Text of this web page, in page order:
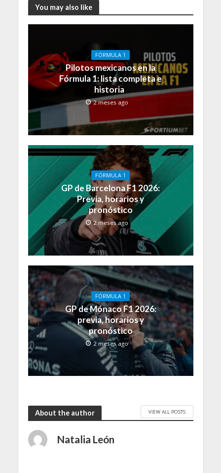
You may also like
FÓRMULA 1
Pilotos mexicanos en la
Fórmula 1: lista completa e
historia
2 meses ago
FÓRMULA 1
GP de Barcelona F1 2026:
Previa, horarios y
pronóstico
2 meses ago
FÓRMULA 1
GP de Mónaco F1 2026:
previa, horarios y
pronóstico
2 meses ago
About the author VIEW ALL POSTS
Natalia León